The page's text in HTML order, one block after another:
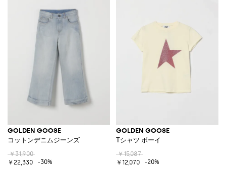
GOLDEN GOOSE
コットンデニムジーンズ
￥31,900
￥22,330
-30%
GOLDEN GOOSE
Tシャツ ボーイ
￥15,087
￥12,070
-20%